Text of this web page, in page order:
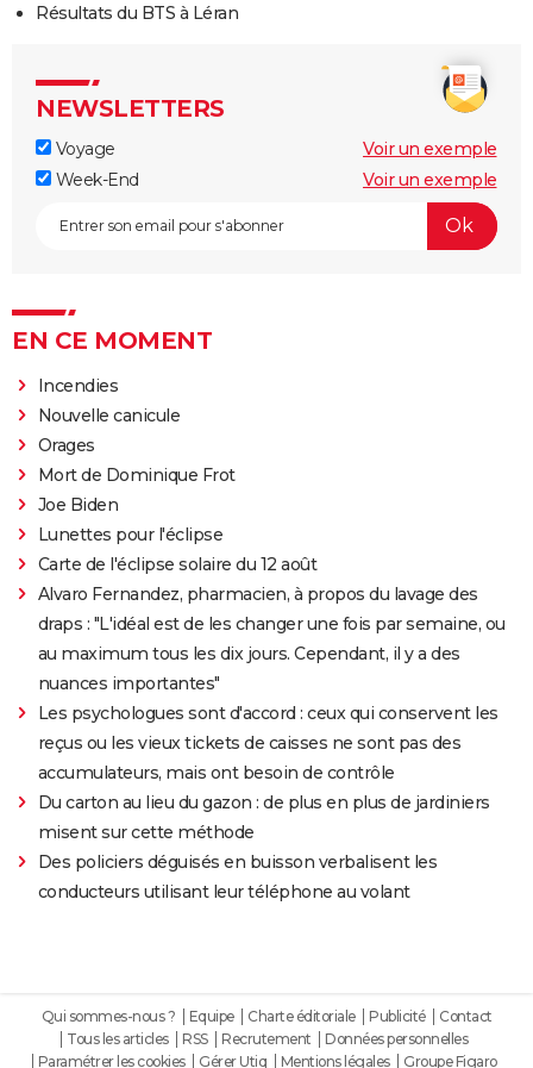
Résultats du BTS à Léran
NEWSLETTERS
Voyage
Voir un exemple
Week-End
Voir un exemple
EN CE MOMENT
Incendies
Nouvelle canicule
Orages
Mort de Dominique Frot
Joe Biden
Lunettes pour l'éclipse
Carte de l'éclipse solaire du 12 août
Alvaro Fernandez, pharmacien, à propos du lavage des
draps : "L'idéal est de les changer une fois par semaine, ou
au maximum tous les dix jours. Cependant, il y a des
nuances importantes"
Les psychologues sont d'accord : ceux qui conservent les
reçus ou les vieux tickets de caisses ne sont pas des
accumulateurs, mais ont besoin de contrôle
Du carton au lieu du gazon : de plus en plus de jardiniers
misent sur cette méthode
Des policiers déguisés en buisson verbalisent les
conducteurs utilisant leur téléphone au volant
Qui sommes-nous ? Equipe Charte éditoriale Publicité
Contact
Tous les articles
RSS Recrutement
Données personnelles
Paramétrer les cookies
Gérer Utiq Mentions légales Groupe Figaro